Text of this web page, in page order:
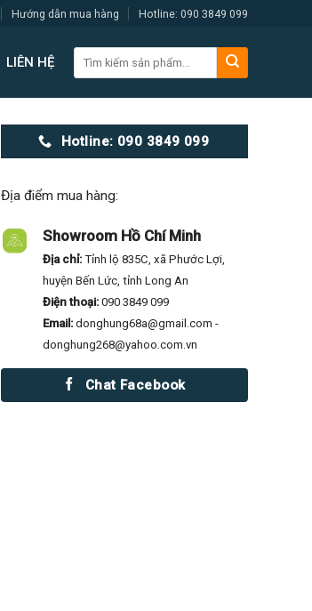
Hướng dẫn mua hàng Hotline: 090 3849 099
LIÊN HỆ
kiếm:
Hotline: 090 3849 099
Địa điểm mua hàng:
Showroom Hồ Chí Minh
Địa chỉ: Tỉnh lộ 835C, xã Phước Lợi,
huyện Bến Lức, tỉnh Long An
Điện thoại: 090 3849 099
Email: donghung68a@gmail.com -
donghung268@yahoo.com.vn
Chat Facebook